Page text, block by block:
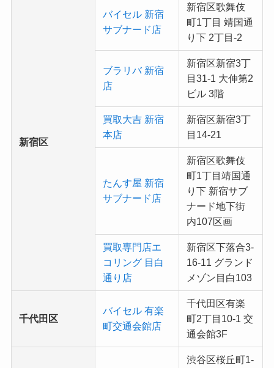
新宿区
バイセル 新宿
サブナード店
新宿区歌舞伎
町1丁目 靖国通
り下 2丁目-2
ブラリバ 新宿
店
新宿区新宿3丁
目31-1 大伸第2
ビル 3階
買取大吉 新宿
本店
新宿区新宿3丁
目14-21
たんす屋 新宿
サブナード店
新宿区歌舞伎
町1丁目靖国通
り下 新宿サブ
ナード地下街
内107区画
買取専門店エ
コリング 目白
通り店
新宿区下落合3-
16-11 グランド
メゾン目白103
千代田区
バイセル 有楽
町交通会館店
千代田区有楽
町2丁目10-1 交
通会館3F
渋谷区桜丘町1-